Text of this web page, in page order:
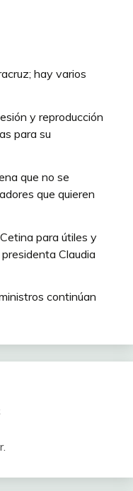
hay varios
y reproducción
para su
que no se
que quieren
para útiles y
Claudia
continúan